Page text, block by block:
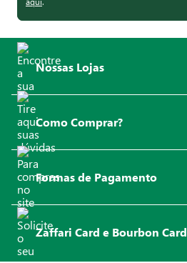
Nossas Lojas
Como Comprar?
Formas de Pagamento
Zaffari Card e Bourbon Card